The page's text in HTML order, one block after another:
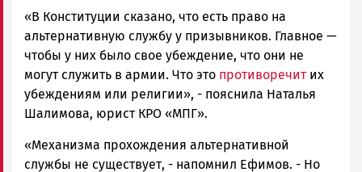
«В Конституции сказано, что есть право на
альтернативную службу у призывников. Главное —
чтобы у них было свое убеждение, что они не
могут служить в армии. Что это противоречитих
убеждениям или религии», - пояснила Наталья
Шалимова, юрист КРО «МПГ».
«Механизма прохождения альтернативной
службы не существует, - напомнил Ефимов. - Но